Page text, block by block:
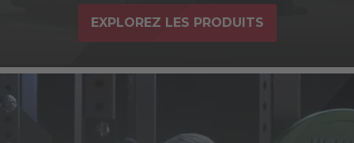
EXPLOREZ LES PRODUITS